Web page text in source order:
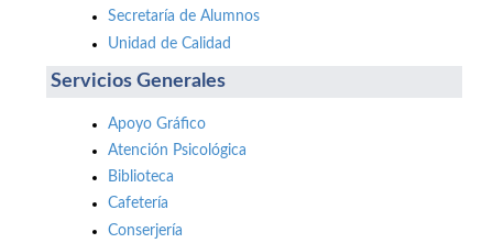
Secretaría de Alumnos
Unidad de Calidad
Servicios Generales
Apoyo Gráfico
Atención Psicológica
Biblioteca
Cafetería
Conserjería